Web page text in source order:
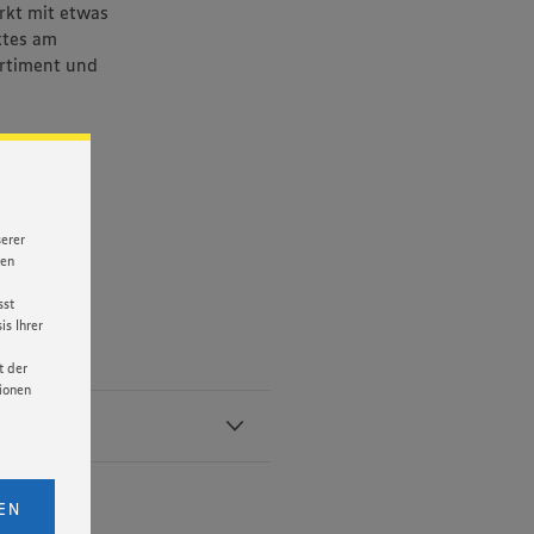
Ihrer
der
mit etwas
am
und